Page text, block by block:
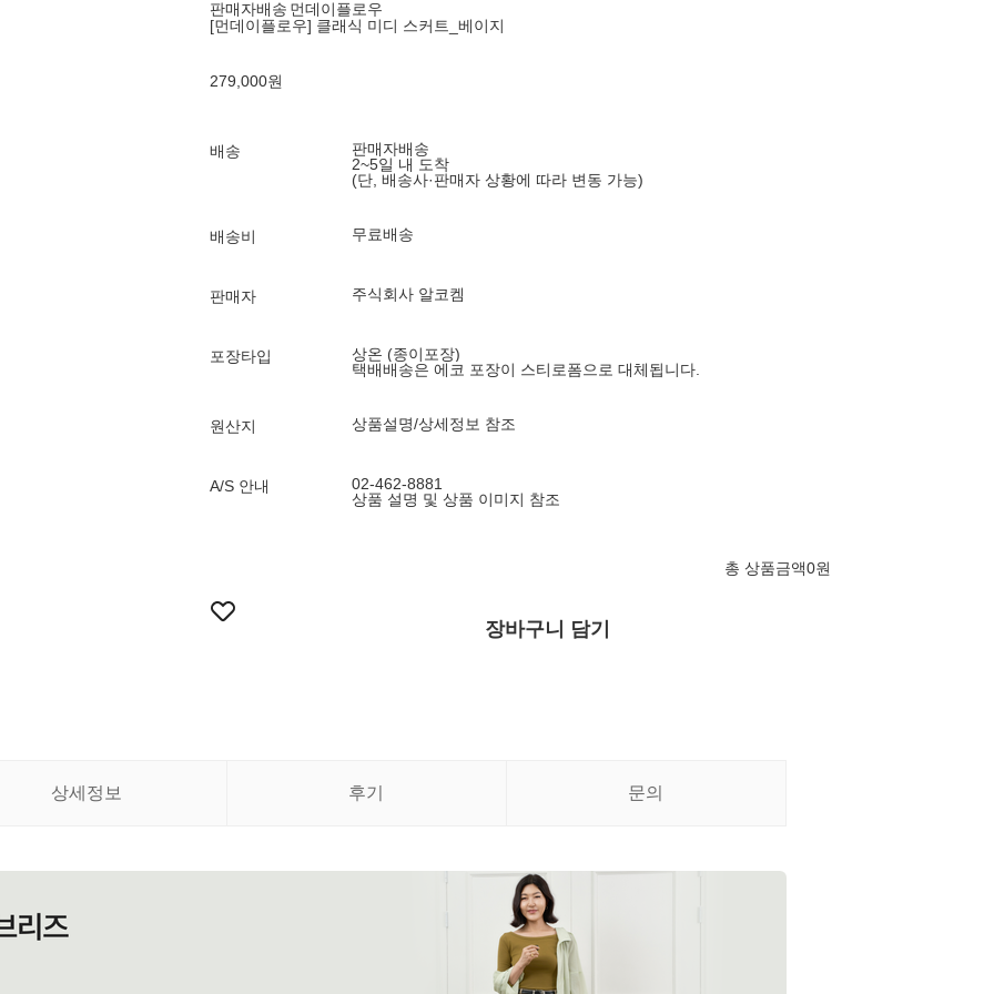
판매자배송 먼데이플로우
[먼데이플로우] 클래식 미디 스커트_베이지
279,000원
배송
판매자배송
2~5일 내 도착
(단, 배송사·판매자 상황에 따라 변동 가능)
배송비 무료배송
판매자 주식회사 알코켐
포장타입
상온 (종이포장)
택배배송은 에코 포장이 스티로폼으로 대체됩니다.
원산지 상품설명/상세정보 참조
A/S 안내
02-462-8881
상품 설명 및 상품 이미지 참조
총 상품금액0원
장바구니 담기
상세정보 후기 문의